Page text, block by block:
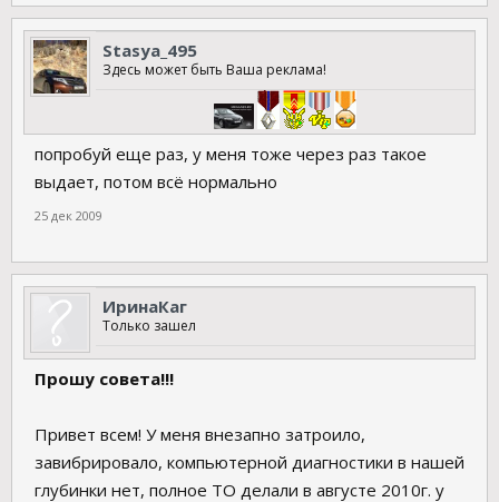
Stasya_495
Здесь может быть Ваша реклама!
попробуй еще раз, у меня тоже через раз такое
выдает, потом всё нормально
25 дек 2009
ИринаКаг
Только зашел
Прошу совета!!!
Привет всем! У меня внезапно затроило,
завибрировало, компьютерной диагностики в нашей
глубинки нет, полное ТО делали в августе 2010г. у